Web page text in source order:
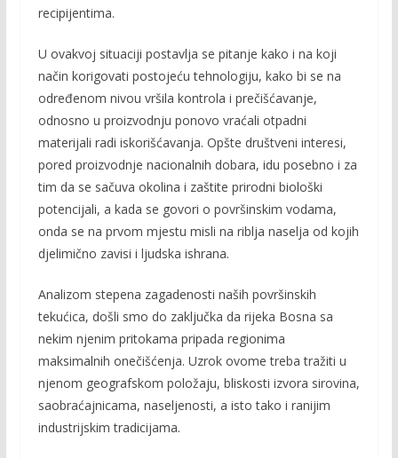
recipijentima.
U ovakvoj situaciji postavlja se pitanje kako i na koji
način korigovati postojeću tehnologiju, kako bi se na
određenom nivou vršila kontrola i prečišćava­nje,
odnosno u proizvodnju ponovo vraćali otpadni
materijali radi iskorišćavanja. Opšte društveni in­teresi,
pored proizvodnje nacionalnih dobara, idu posebno i za
tim da se sačuva okolina i zaštite prirod­ni biološki
potencijali, a kada se govori o površin­skim vodama,
onda se na prvom mjestu misli na riblja naselja od kojih
djelimično zavisi i ljudska ishrana.
Analizom stepena zagadenosti naših površinskih
tekućica, došli smo do zaključka da rijeka Bosna sa
nekim njenim pritokama pripada regionima
maksimalnih onečišćenja. Uzrok ovome treba tražiti u
nje­nom geografskom položaju, bliskosti izvora sirovina,
saobraćajnicama, naseljenosti, a isto tako i ranijim
industrijskim tradicijama.